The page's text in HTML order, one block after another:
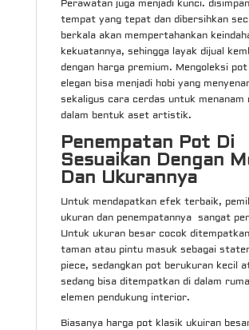
Perawatan juga menjadi kunci.
tempat yang tepat dan dibersihkan
berkala akan mempertahankan
kekuatannya, sehingga layak dijual
dengan harga premium. Mengoleksi
elegan bisa menjadi hobi yang
sekaligus cara cerdas untuk menanam
dalam bentuk aset artistik.
Penempatan Pot Di
Sesuaikan Dengan
Dan Ukurannya
Untuk mendapatkan efek terbaik,
ukuran dan penempatannya sangat
Untuk ukuran besar cocok
taman atau pintu masuk sebagai
piece, sedangkan pot berukuran kecil
sedang bisa ditempatkan di dalam
elemen pendukung interior.
Biasanya harga pot klasik ukuiran